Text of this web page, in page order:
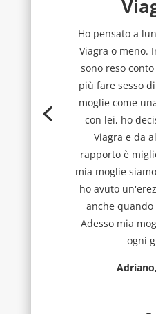
Ho pensato a
Viagra o meno.
sono reso
più fare sesso
moglie come
con lei, ho
Viagra e da
rapporto è
mia moglie
ho avuto
anche quando
Adesso mia
ogni